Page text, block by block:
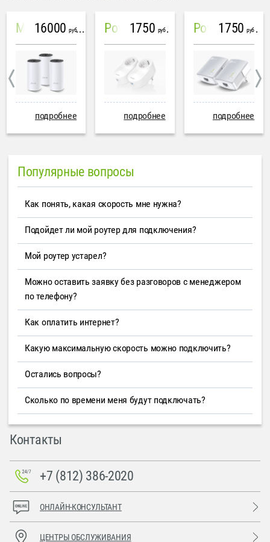
Mesh система TP-Link Deco M4 (3 устройства)
16000 руб
подробнее
PowerLine Tenda PH6
1750 руб
подробнее
PowerLine TP-Link AV600
1750 руб
подробнее
Популярные вопросы
Как понять, какая скорость мне нужна?
Подойдет ли мой роутер для подключения?
Мой роутер устарел?
Можно оставить заявку без разговоров с менеджером
по телефону?
Как оплатить интернет?
Какую максимальную скорость можно подключить?
Остались вопросы?
Сколько по времени меня будут подключать?
Контакты
+7 (812) 386-2020
ОНЛАЙН-КОНСУЛЬТАНТ
ЦЕНТРЫ ОБСЛУЖИВАНИЯ